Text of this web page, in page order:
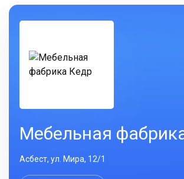
Мебельная
Асбест, ул. Мира, 12/1